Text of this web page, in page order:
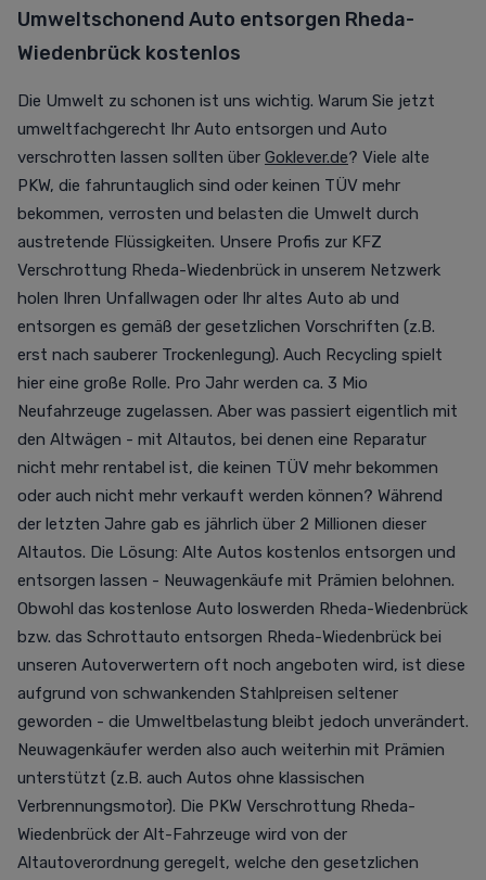
Umweltschonend Auto entsorgen Rheda-
Wiedenbrück kostenlos
Die Umwelt zu schonen ist uns wichtig. Warum Sie jetzt
umweltfachgerecht Ihr Auto entsorgen und Auto
verschrotten lassen sollten über Goklever.de? Viele alte
PKW, die fahruntauglich sind oder keinen TÜV mehr
bekommen, verrosten und belasten die Umwelt durch
austretende Flüssigkeiten. Unsere Profis zur KFZ
Verschrottung Rheda-Wiedenbrück in unserem Netzwerk
holen Ihren Unfallwagen oder Ihr altes Auto ab und
entsorgen es gemäß der gesetzlichen Vorschriften (z.B.
erst nach sauberer Trockenlegung). Auch Recycling spielt
hier eine große Rolle. Pro Jahr werden ca. 3 Mio
Neufahrzeuge zugelassen. Aber was passiert eigentlich mit
den Altwägen - mit Altautos, bei denen eine Reparatur
nicht mehr rentabel ist, die keinen TÜV mehr bekommen
oder auch nicht mehr verkauft werden können? Während
der letzten Jahre gab es jährlich über 2 Millionen dieser
Altautos. Die Lösung: Alte Autos kostenlos entsorgen und
entsorgen lassen - Neuwagenkäufe mit Prämien belohnen.
Obwohl das kostenlose Auto loswerden Rheda-Wiedenbrück
bzw. das Schrottauto entsorgen Rheda-Wiedenbrück bei
unseren Autoverwertern oft noch angeboten wird, ist diese
aufgrund von schwankenden Stahlpreisen seltener
geworden - die Umweltbelastung bleibt jedoch unverändert.
Neuwagenkäufer werden also auch weiterhin mit Prämien
unterstützt (z.B. auch Autos ohne klassischen
Verbrennungsmotor). Die PKW Verschrottung Rheda-
Wiedenbrück der Alt-Fahrzeuge wird von der
Altautoverordnung geregelt, welche den gesetzlichen